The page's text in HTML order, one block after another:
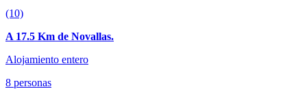
(10)
A 17.5 Km de Novallas.
Alojamiento entero
8 personas